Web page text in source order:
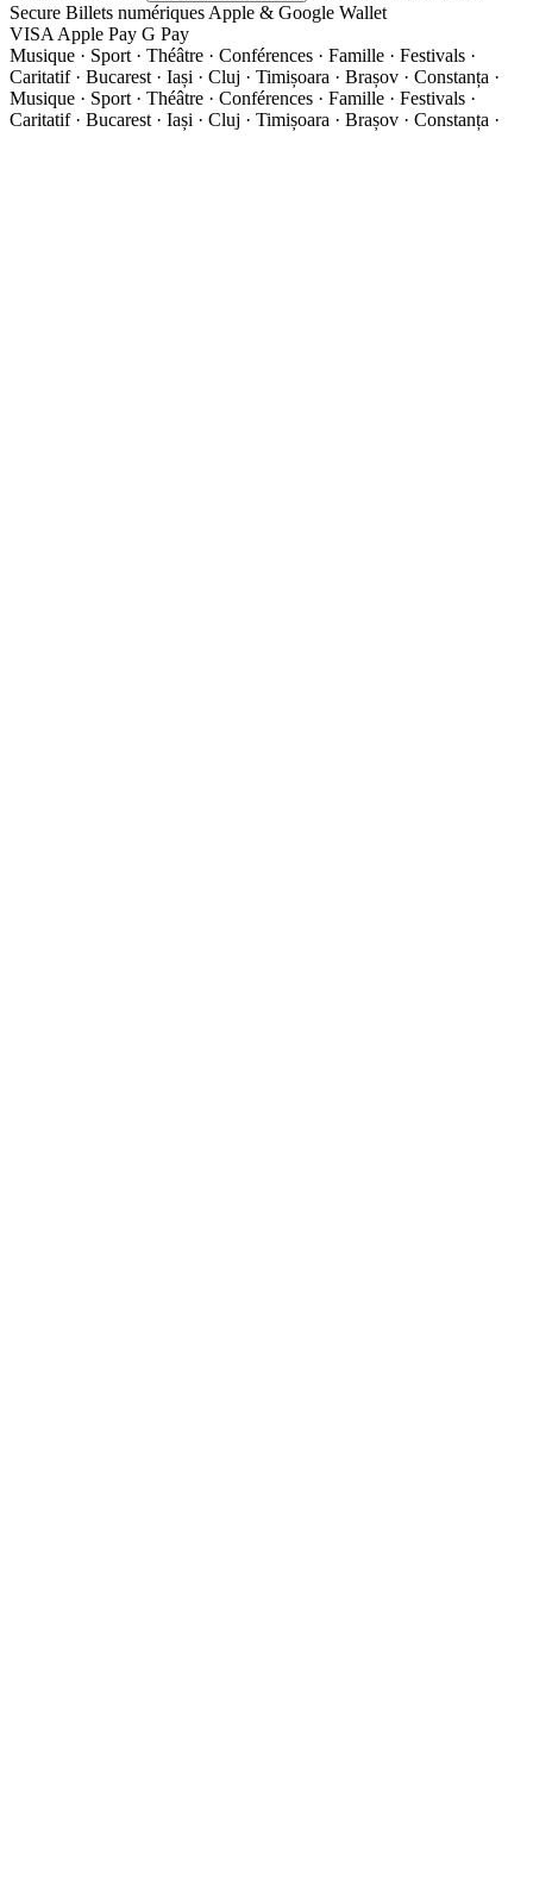
Secure Billets numériques Apple & Google Wallet
VISA Apple Pay G Pay
Musique · Sport · Théâtre · Conférences · Famille · Festivals ·
Caritatif · Bucarest · Iași · Cluj · Timișoara · Brașov · Constanța ·
Musique · Sport · Théâtre · Conférences · Famille · Festivals ·
Caritatif · Bucarest · Iași · Cluj · Timișoara · Brașov · Constanța ·